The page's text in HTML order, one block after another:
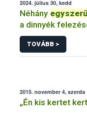
2024. július 30, kedd
Néhány egyszerű
a dinnyék
TOVÁBB >
2015. november 4, szerda
„Én kis kertet